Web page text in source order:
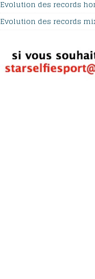
Evolution des records
Evolution des records